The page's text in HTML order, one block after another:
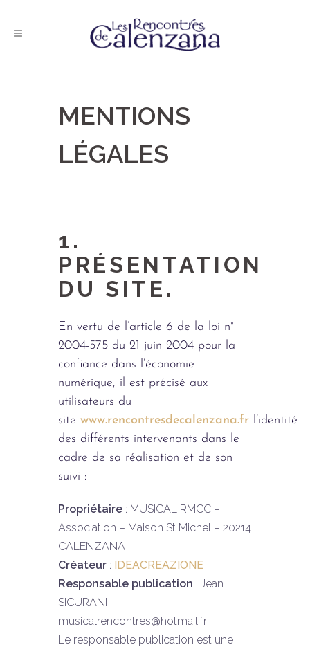
MENTIONS
LÉGALES
1.
PRÉSENTATION
DU SITE.
En vertu de l’article 6 de la loi n°
2004-575 du 21 juin 2004 pour la
confiance dans l’économie
numérique, il est précisé aux
utilisateurs du
site www.rencontresdecalenzana.fr l’identité
des différents intervenants dans le
cadre de sa réalisation et de son
suivi :
Propriétaire : MUSICAL RMCC –
Association – Maison St Michel – 20214
CALENZANA
Créateur : IDEACREAZIONE
Responsable publication : Jean
SICURANI –
musicalrencontres@hotmail.fr
Le responsable publication est une